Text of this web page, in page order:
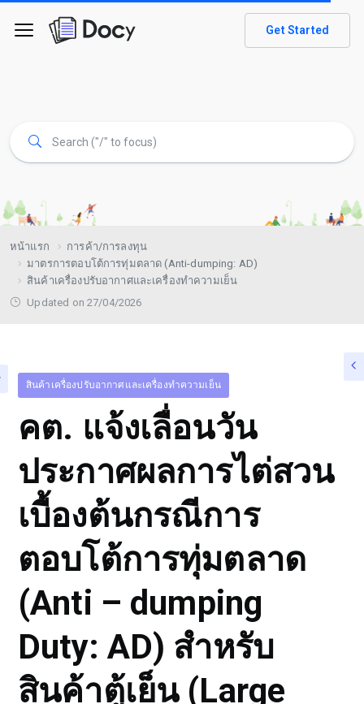
Get Started
หน้าแรก
การค้า/การลงทุน
มาตรการตอบโต้การทุ่มตลาด (Anti-dumping: AD)
สินค้าเครื่องปรับอากาศและเครื่องทำความเย็น
Updated on 27/04/2026
สินค้าเครื่องปรับอากาศและเครื่องทำความเย็น
คต. แจ้งเลื่อนวัน
ประกาศผลการไต่สวน
เบื้องต้นกรณีการ
ตอบโต้การทุ่มตลาด
(Anti – dumping
Duty: AD) สำหรับ
สินค้าตู้เย็น (Large